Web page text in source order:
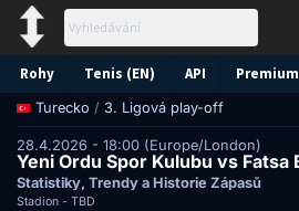
Rohy Tenis (EN) API Premium
Turecko / 3. Ligová play-off
28.4.2026 - 18:00 (Europe/London)
Statistiky, Trendy a Historie Zápasů
Stadion - TBD